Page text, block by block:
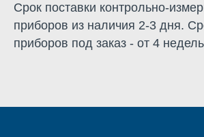
Срок поставки контрольно-
приборов из наличия 2-3 дня.
приборов под заказ - от 4